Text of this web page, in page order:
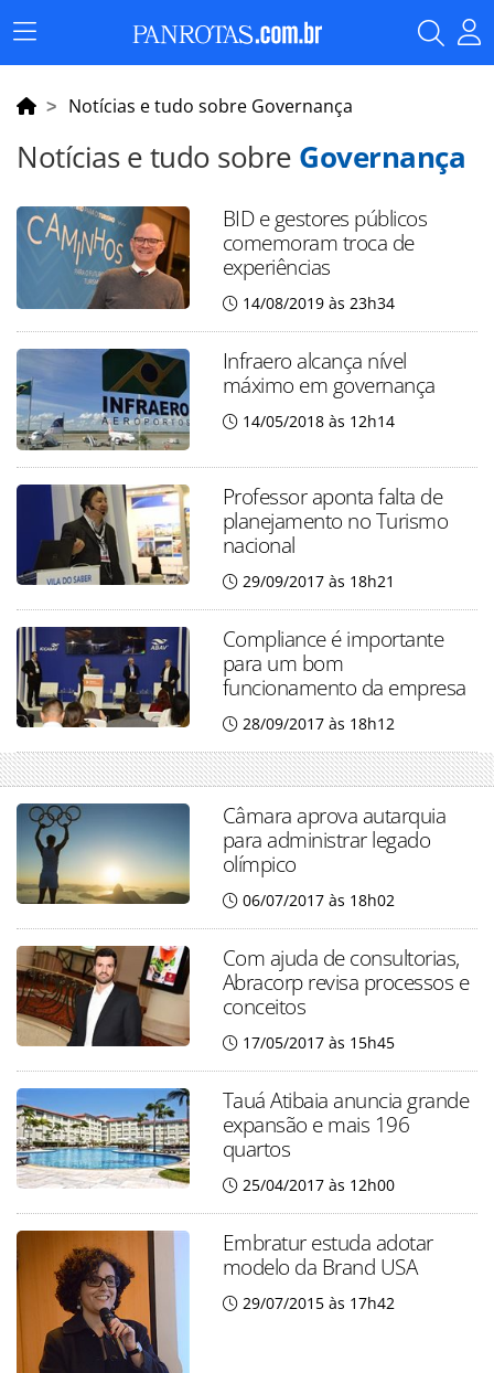
Menu
Principal
Notícias e tudo sobre Governança
Notícias e tudo sobre Governança
BID e gestores públicos
comemoram troca de
experiências
14/08/2019 às 23h34
Infraero alcança nível
máximo em governança
14/05/2018 às 12h14
Professor aponta falta de
planejamento no Turismo
nacional
29/09/2017 às 18h21
Compliance é importante
para um bom
funcionamento da empresa
28/09/2017 às 18h12
Câmara aprova autarquia
para administrar legado
olímpico
06/07/2017 às 18h02
Com ajuda de consultorias,
Abracorp revisa processos e
conceitos
17/05/2017 às 15h45
Tauá Atibaia anuncia grande
expansão e mais 196
quartos
25/04/2017 às 12h00
Embratur estuda adotar
modelo da Brand USA
29/07/2015 às 17h42